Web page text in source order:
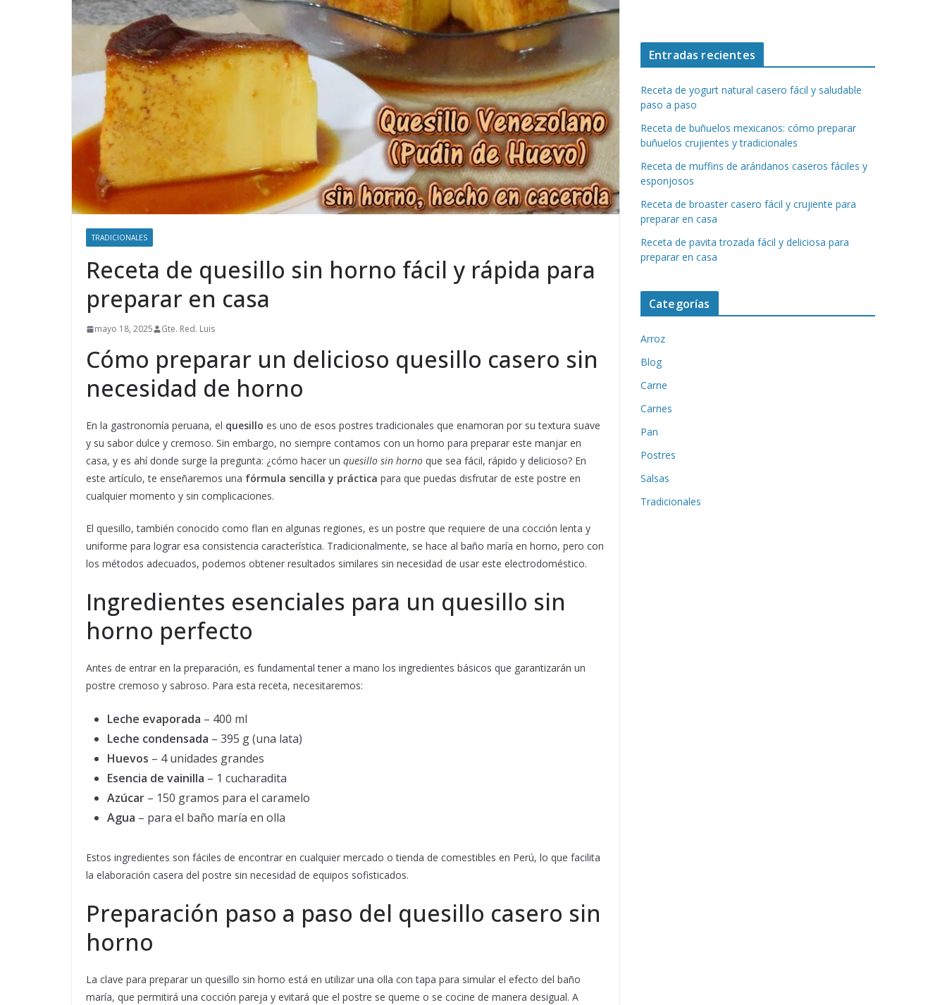
TRADICIONALES
Receta de quesillo sin horno fácil y rápida para
preparar en casa
mayo 18, 2025 Gte. Red. Luis
Cómo preparar un delicioso quesillo casero sin
necesidad de horno
En la gastronomía peruana, el quesillo es uno de esos postres tradicionales que enamoran por su textura suave
y su sabor dulce y cremoso. Sin embargo, no siempre contamos con un horno para preparar este manjar en
casa, y es ahí donde surge la pregunta: ¿cómo hacer un quesillo sin horno que sea fácil, rápido y delicioso? En
este artículo, te enseñaremos una fórmula sencilla y práctica para que puedas disfrutar de este postre en
cualquier momento y sin complicaciones.
El quesillo, también conocido como flan en algunas regiones, es un postre que requiere de una cocción lenta y
uniforme para lograr esa consistencia característica. Tradicionalmente, se hace al baño maría en horno, pero con
los métodos adecuados, podemos obtener resultados similares sin necesidad de usar este electrodoméstico.
Ingredientes esenciales para un quesillo sin
horno perfecto
Antes de entrar en la preparación, es fundamental tener a mano los ingredientes básicos que garantizarán un
postre cremoso y sabroso. Para esta receta, necesitaremos:
Leche evaporada – 400 ml
Leche condensada – 395 g (una lata)
Huevos – 4 unidades grandes
Esencia de vainilla – 1 cucharadita
Azúcar – 150 gramos para el caramelo
Agua – para el baño maría en olla
Estos ingredientes son fáciles de encontrar en cualquier mercado o tienda de comestibles en Perú, lo que facilita
la elaboración casera del postre sin necesidad de equipos sofisticados.
Preparación paso a paso del quesillo casero sin
horno
La clave para preparar un quesillo sin horno está en utilizar una olla con tapa para simular el efecto del baño
maría, que permitirá una cocción pareja y evitará que el postre se queme o se cocine de manera desigual. A
Entradas recientes
Receta de yogurt natural casero fácil y saludable
paso a paso
Receta de buñuelos mexicanos: cómo preparar
buñuelos crujientes y tradicionales
Receta de muffins de arándanos caseros fáciles y
esponjosos
Receta de broaster casero fácil y crujiente para
preparar en casa
Receta de pavita trozada fácil y deliciosa para
preparar en casa
Categorías
Arroz
Blog
Carne
Carnes
Pan
Postres
Salsas
Tradicionales